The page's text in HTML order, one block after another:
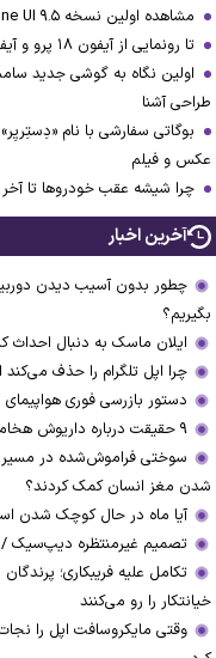
مشاهده اولین نسخه One UI ۹.۵ روی سرورهای سامسونگ
تا رونمایی از آیفون ۱۸ پرو و آیفون اولترا چقدر مانده است؟
طراحی آشنا
عکس و فیلم
چرا شیشه عقب خودروها تا
آخرین اخبار
چطور بدون آسیب دیدن
بگیریم؟
ایلان ماسک به دنبال احداث
چرا اپل تلگرام را حذف می‌کند
دستور بازرسی فوری هواپیمای بوئینگ ۷۳۷
۹ حقیقت درباره داریوش هخامنشی که شاید نمی‌دانستید
سوختی فراموش‌شده در مسیر
شدن مغز انسان کمک کردند؟
آیا ماه در حال کوچک شدن
تصمیم غیرمنتظره
تکامل علیه فریبکاری؛
خیانتکار را رو می‌کنند
وقتی مایکروسافت اپل را